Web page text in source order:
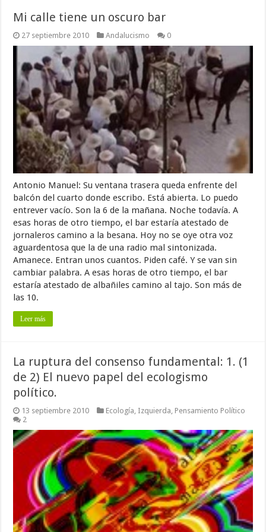
Mi calle tiene un oscuro bar
27 septiembre 2010 Andalucismo 0
Antonio Manuel: Su ventana trasera queda enfrente del
balcón del cuarto donde escribo. Está abierta. Lo puedo
entrever vacío. Son la 6 de la mañana. Noche todavía. A
esas horas de otro tiempo, el bar estaría atestado de
jornaleros camino a la besana. Hoy no se oye otra voz
aguardentosa que la de una radio mal sintonizada.
Amanece. Entran unos cuantos. Piden café. Y se van sin
cambiar palabra. A esas horas de otro tiempo, el bar
estaría atestado de albañiles camino al tajo. Son más de
las 10.
Leer más
La ruptura del consenso fundamental: 1. (1
de 2) El nuevo papel del ecologismo
político.
13 septiembre 2010 Ecología Izquierda Pensamiento Político
2